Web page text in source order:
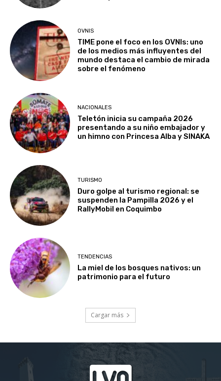
OVNIS
TIME pone el foco en los OVNIs: uno
de los medios más influyentes del
mundo destaca el cambio de mirada
sobre el fenómeno
NACIONALES
Teletón inicia su campaña 2026
presentando a su niño embajador y
un himno con Princesa Alba y SINAKA
TURISMO
Duro golpe al turismo regional: se
suspenden la Pampilla 2026 y el
RallyMobil en Coquimbo
TENDENCIAS
La miel de los bosques nativos: un
patrimonio para el futuro
Cargar más